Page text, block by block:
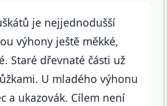
je nejjednodušší
výhony ještě měkké,
Staré dřevnaté části už
U mladého výhonu
a ukazovák. Cílem není